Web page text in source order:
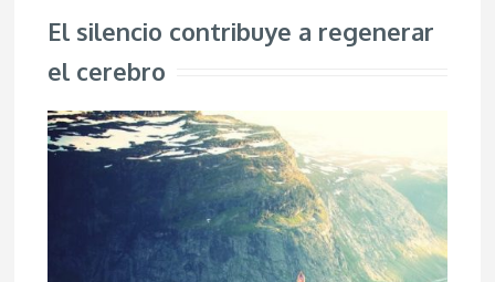
El silencio contribuye a regenerar
el cerebro